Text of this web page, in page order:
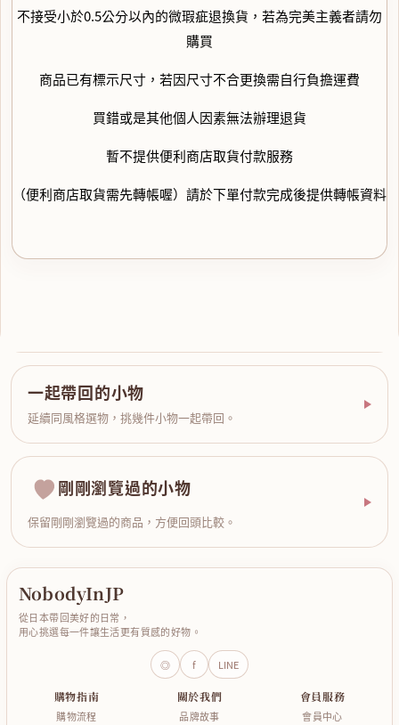
不接受小於0.5公分以內的微瑕疵退換貨，若為完美主義者請勿
購買
商品已有標示尺寸，若因尺寸不合更換需自行負擔運費
買錯或是其他個人因素無法辦理退貨
暫不提供便利商店取貨付款服務
（便利商店取貨需先轉帳喔）請於下單付款完成後提供轉帳資料
一起帶回的小物
延續同風格選物，挑幾件小物一起帶回。
剛剛瀏覽過的小物
保留剛剛瀏覽過的商品，方便回頭比較。
NobodyInJP
從日本帶回美好的日常，
用心挑選每一件讓生活更有質感的好物。
◎ f LINE
購物指南
購物流程
關於我們
品牌故事
會員服務
會員中心